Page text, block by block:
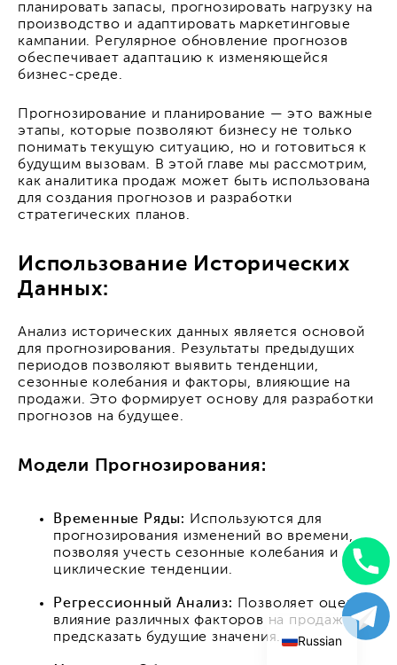
планировать запасы, прогнозировать нагрузку на
производство и адаптировать маркетинговые
кампании. Регулярное обновление прогнозов
обеспечивает адаптацию к изменяющейся
бизнес-среде.
Прогнозирование и планирование — это важные
этапы, которые позволяют бизнесу не только
понимать текущую ситуацию, но и готовиться к
будущим вызовам. В этой главе мы рассмотрим,
как аналитика продаж может быть использована
для создания прогнозов и разработки
стратегических планов.
Использование Исторических
Данных:
Анализ исторических данных является основой
для прогнозирования. Результаты предыдущих
периодов позволяют выявить тенденции,
сезонные колебания и факторы, влияющие на
продажи. Это формирует основу для разработки
прогнозов на будущее.
Модели Прогнозирования:
Временные Ряды: Используются для
прогнозирования изменений во времени,
позволяя учесть сезонные колебания и
циклические тенденции.
Регрессионный Анализ:
Позволяет оценить
влияние различных факторов на продажи и
предсказать будущие значения.
Russian
English